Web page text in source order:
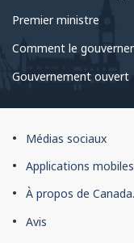
Premier ministre
Comment le
Gouvernement ouvert
À
propos
du
site
Médias sociaux
Applications mobiles
À propos de
Avis